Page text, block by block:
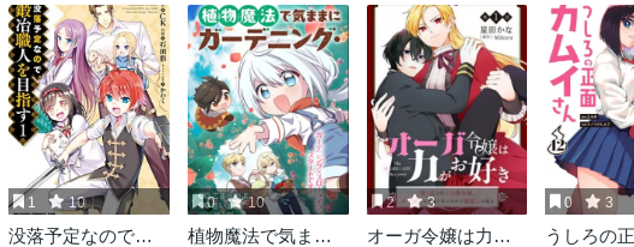
1 10
没落予定なので、
0 10
植物魔法で気まま
2 3
オーガ令嬢は力が
0 3
うしろの